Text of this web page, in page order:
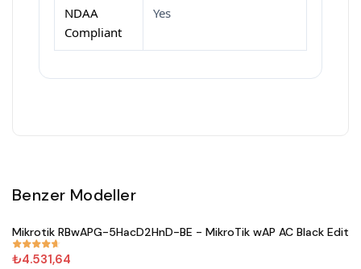
NDAA
Compliant
Yes
Benzer Modeller
#671
Mikrotik RBwAPG-5HacD2HnD-BE - MikroTik wAP AC Black
₺4.531,64